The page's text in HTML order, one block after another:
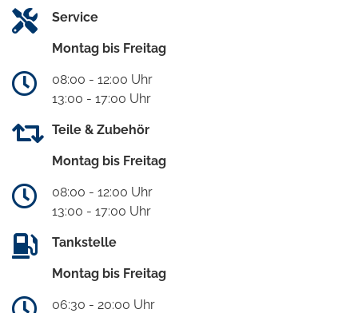
Service
Montag bis Freitag
08:00 - 12:00 Uhr
13:00 - 17:00 Uhr
Teile & Zubehör
Montag bis Freitag
08:00 - 12:00 Uhr
13:00 - 17:00 Uhr
Tankstelle
Montag bis Freitag
06:30 - 20:00 Uhr